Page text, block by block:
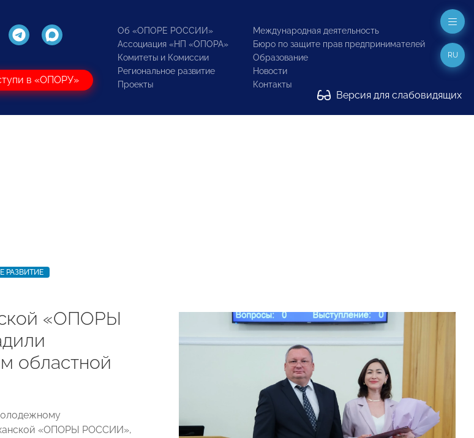
в «ОПОРУ»
Об «ОПОРЕ РОССИИ»
Ассоциация «НП «ОПОРА»
Комитеты и Комиссии
Региональное развитие
Проекты
Международная деятельность
Бюро по защите прав предпринимателей
Образование
Новости
Контакты
Версия для слабовидящих
RU
РАЗВИТИЕ
«ОПОРЫ
областной
«ОПОРЫ РОССИИ»,